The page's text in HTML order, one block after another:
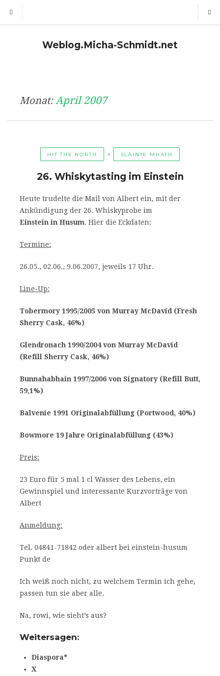
Weblog.Micha-Schmidt.net
Monat:April 2007
HIT THE NORTH SLÀINTE MHATH
26. Whiskytasting im Einstein
Heute trudelte die Mail von Albert ein, mit der
Ankündigung der 26. Whiskyprobe im
Einstein in Husum. Hier die Eckdaten:
Termine:
26.05., 02.06., 9.06.2007, jeweils 17 Uhr.
Line-Up:
Tobermory 1995/2005 von Murray McDavid (Fresh
Sherry Cask, 46%)
Glendronach 1990/2004 von Murray McDavid
(Refill Sherry Cask, 46%)
Bunnahabhain 1997/2006 von Signatory (Refill Butt,
59,1%)
Balvenie 1991 Originalabfüllung (Portwood, 40%)
Bowmore 19 Jahre Originalabfüllung (43%)
Preis:
23 Euro für 5 mal 1 cl Wasser des Lebens, ein
Gewinnspiel und interessante Kurzvorträge von
Albert
Anmeldung:
Tel. 04841-71842 oder albert bei einstein-husum
Punkt de
Ich weiß noch nicht, zu welchem Termin ich gehe,
passen tun sie aber alle.
Na, rowi, wie sieht’s aus?
Weitersagen:
Diaspora*
X